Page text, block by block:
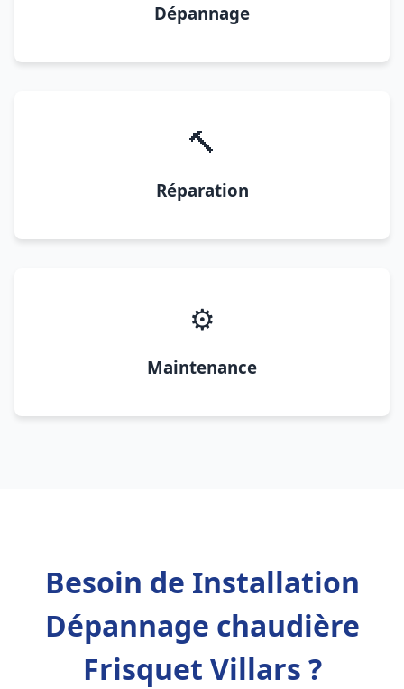
Dépannage
🔨
Réparation
⚙️
Maintenance
Besoin de Installation
Dépannage chaudière
Frisquet Villars ?